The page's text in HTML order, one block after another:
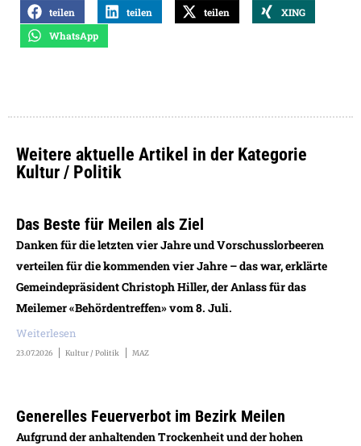
teilen teilen teilen
XING
WhatsApp
Weitere aktuelle Artikel in der Kategorie
Kultur / Politik
Das Beste für Meilen als Ziel
Danken für die letzten vier Jahre und Vorschusslorbeeren
verteilen für die kommenden vier Jahre – das war, erklärte
Gemeindepräsident Christoph Hiller, der Anlass für das
Meilemer «Behördentreffen» vom 8. Juli.
Weiterlesen
23.07.2026 Kultur / Politik MAZ
Generelles Feuerverbot im Bezirk Meilen
Aufgrund der anhaltenden Trockenheit und der hohen